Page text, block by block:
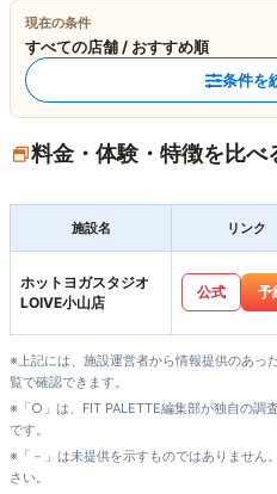
現在の条件
すべての店舗 / おすすめ順
条件を
料金・体験・特徴を比べ
施設名 リンク
ホットヨガスタジオ
LOIVE小山店
公式 予
※上記には、施設運営者から情報提供のあっ
覧で確認できます。
※「○」は、FIT PALETTE編集部が独自の調
です。
※「－」は未提供を示すものではありません
さい。